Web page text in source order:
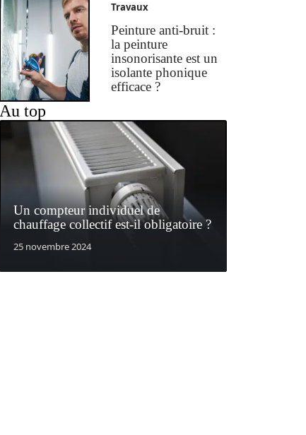
Travaux
Peinture anti-bruit :
la peinture
insonorisante est un
isolante phonique
efficace ?
Au top
Un compteur individuel de
chauffage collectif est-il obligatoire ?
25 novembre 2024